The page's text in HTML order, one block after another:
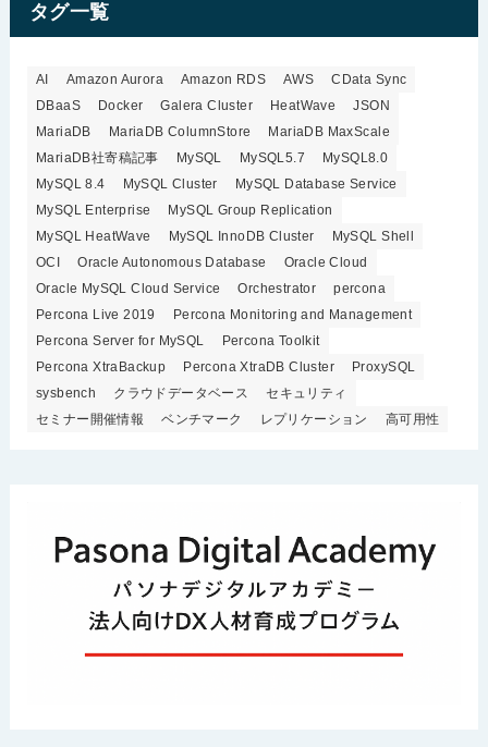
タグ一覧
AI Amazon Aurora Amazon RDS AWS
CData Sync
DBaaS
Docker Galera Cluster HeatWave
JSON
MariaDB
MariaDB ColumnStore
MariaDB MaxScale
MariaDB社寄稿記事
MySQL MySQL5.7
MySQL8.0
MySQL 8.4
MySQL Cluster
MySQL Database Service
MySQL Enterprise
MySQL Group Replication
MySQL HeatWave
MySQL InnoDB Cluster
MySQL Shell
OCI
Oracle Autonomous Database
Oracle Cloud
Oracle MySQL Cloud Service
Orchestrator
percona
Percona Live 2019
Percona Monitoring and Management
Percona Server for MySQL
Percona Toolkit
Percona XtraBackup
Percona XtraDB Cluster
ProxySQL
sysbench
クラウドデータベース
セキュリティ
セミナー開催情報
ベンチマーク レプリケーション 高可用性